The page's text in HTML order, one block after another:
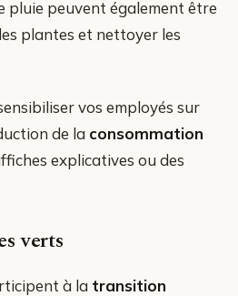
pluie peuvent également être
plantes et nettoyer les
vos employés sur
de la consommation
explicatives ou des
verts
à la transition